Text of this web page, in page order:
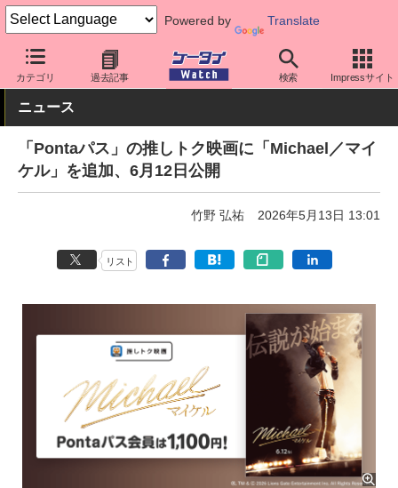
Powered by Translate
カテゴリ 過去記事 検索 Impressサイト
ケータイ Watch キャリア au アプリ・サービス
ニュース
「Pontaパス」の推しトク映画に「Michael／マイ
ケル」を追加、6月12日公開
竹野 弘祐 2026年5月13日 13:01
リスト